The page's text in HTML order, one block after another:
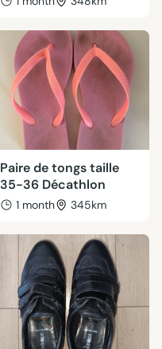
Paire de tongs taille
35-36 Décathlon
1 month 345km